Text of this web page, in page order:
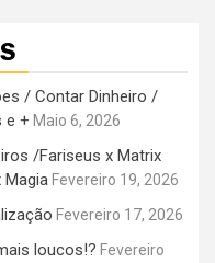
/ Contar Dinheiro /
e + Maio 6, 2026
/Fariseus x Matrix
Magia Fevereiro 19, 2026
Fevereiro 17, 2026
loucos!? Fevereiro